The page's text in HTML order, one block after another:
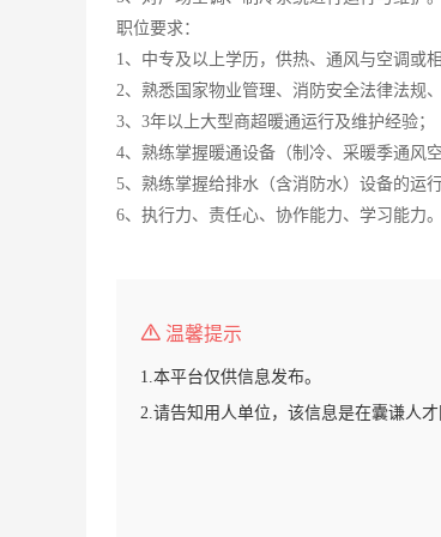
职位要求：
1、中专及以上学历，供热、通风与空调或
2、熟悉国家物业管理、消防安全法律法规
3、3年以上大型商超暖通运行及维护经验；
4、熟练掌握暖通设备（制冷、采暖季通风
5、熟练掌握给排水（含消防水）设备的运行
6、执行力、责任心、协作能力、学习能力。
温馨提示
1.本平台仅供信息发布。
2.请告知用人单位，该信息是在囊谦人才